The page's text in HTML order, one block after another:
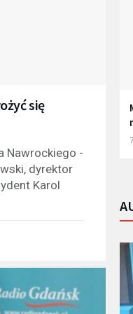
się
Nawrockiego -
dyrektor
Karol